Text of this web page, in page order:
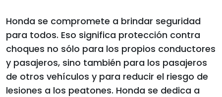
Honda se compromete a brindar seguridad
para todos. Eso significa protección contra
choques no sólo para los propios conductores
y pasajeros, sino también para los pasajeros
de otros vehículos y para reducir el riesgo de
lesiones a los peatones. Honda se dedica a